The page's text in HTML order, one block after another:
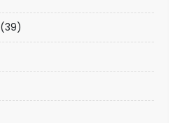
(39)